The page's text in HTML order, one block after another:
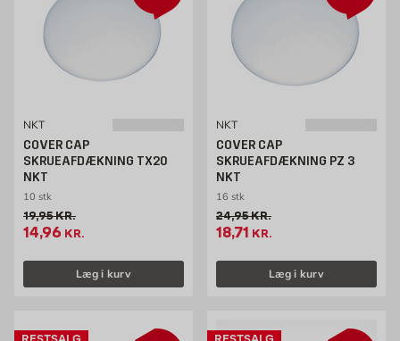
NKT
COVER CAP
SKRUEAFDÆKNING TX20
NKT
10 stk
Gammel pris 19.95 kr. /stk
19,95KR.
Tilbudspris 14.96 kr. /stk
14,96 KR.
Læg i kurv
NKT
COVER CAP
SKRUEAFDÆKNING PZ 3
NKT
16 stk
Gammel pris 24.95 kr. /stk
24,95KR.
Tilbudspris 18.71 kr. /stk
18,71 KR.
Læg i kurv